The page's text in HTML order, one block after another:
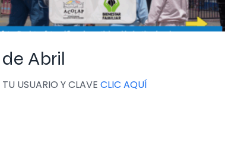
Abril
USUARIO Y CLAVE CLIC AQUÍ